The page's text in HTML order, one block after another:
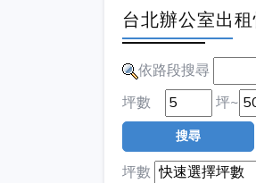
台北辦公室出
依路段搜尋
坪數
坪~
搜尋
坪數